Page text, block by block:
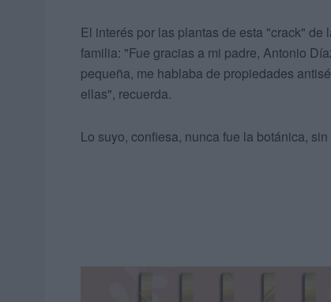
El interés por las plantas de esta "crack"
familia: "Fue gracias a mi padre, Antonio
pequeña, me hablaba de propiedades
ellas", recuerda.
Lo suyo, confiesa, nunca fue la botánica,